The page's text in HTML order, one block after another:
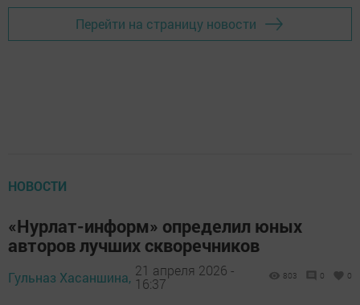
Перейти на страницу новости
НОВОСТИ
«Нурлат-информ» определил юных
авторов лучших скворечников
Гульназ Хасаншина, 21 апреля 2026 -
16:37
803 0 0